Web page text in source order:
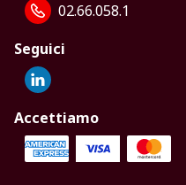
02.66.058.1
Seguici
Accettiamo